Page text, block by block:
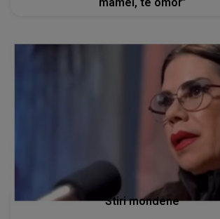
Stiri mondene